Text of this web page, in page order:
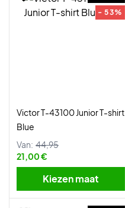
- 53%
Victor T-43100 Junior T-shirt
Blue
Van: 44,95
21,00 €
Kiezen maat